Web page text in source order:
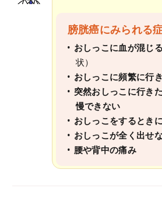
膀胱癌にみられる
おしっこに血が混じる
状）
おしっこに頻繁に行
突然おしっこに行き
慢できない
おしっこをするとき
おしっこが全く出せ
腰や背中の痛み